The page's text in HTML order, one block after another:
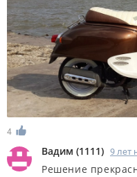
4
Вадим (1111) 9 лет
Решение